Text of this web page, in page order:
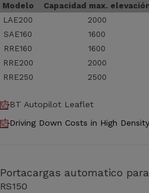
Modelo Capacidad max.
LAE200
2000
SAE160
1600
RRE160
1600
RRE200
2000
RRE250
2500
BT Autopilot Leaflet
Driving Down Costs in High
Portacargas automatico
RS150